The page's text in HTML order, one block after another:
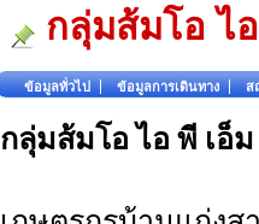
กลุ่มส้มโอ ไ
ข้อมูลทั่วไป ข้อมูลการเดินทาง ส
กลุ่มส้มโอ ไอ พี เอ็ม